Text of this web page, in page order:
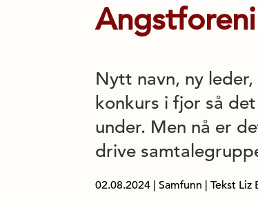
Nytt navn, ny
konkurs i fjor så
under. Men nå er
drive
02.08.2024 |Samfunn | Tekst Liz